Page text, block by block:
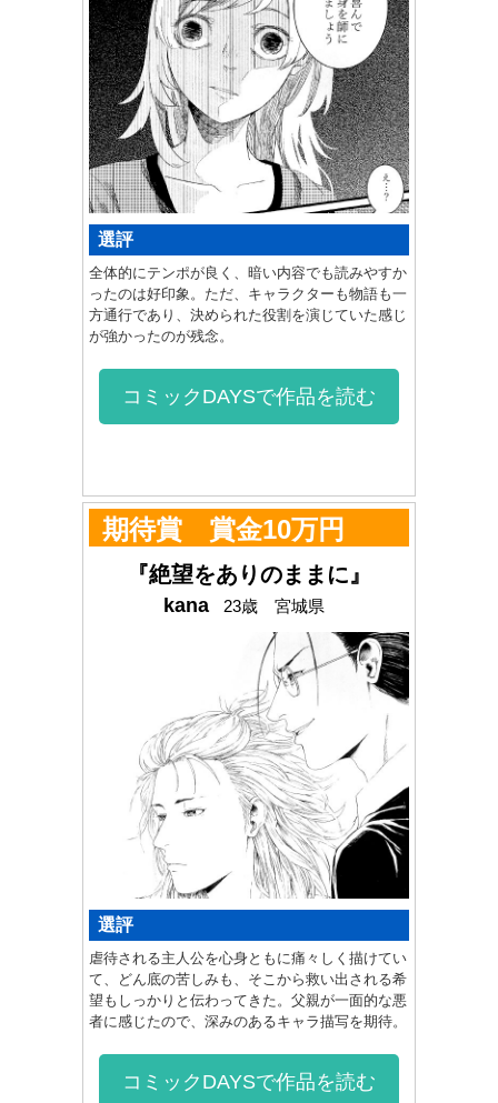
選評
全体的にテンポが良く、暗い内容でも読みやすか
ったのは好印象。ただ、キャラクターも物語も一
方通行であり、決められた役割を演じていた感じ
が強かったのが残念。
コミックDAYSで作品を読む
期待賞 賞金10万円
『絶望をありのままに』
kana 23歳 宮城県
選評
虐待される主人公を心身ともに痛々しく描けてい
て、どん底の苦しみも、そこから救い出される希
望もしっかりと伝わってきた。父親が一面的な悪
者に感じたので、深みのあるキャラ描写を期待。
コミックDAYSで作品を読む